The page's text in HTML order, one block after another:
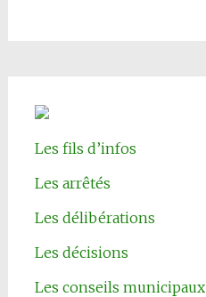
Les fils d’infos
Les arrêtés
Les délibérations
Les décisions
Les conseils municipaux